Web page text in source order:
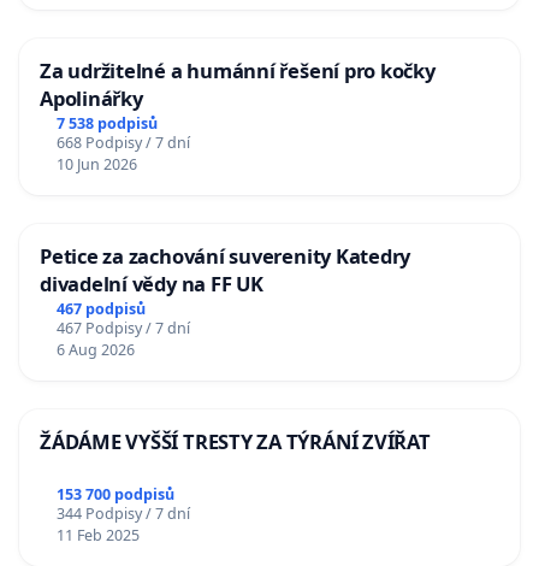
Za udržitelné a humánní řešení pro kočky
Apolinářky
7 538 podpisů
668 Podpisy / 7 dní
10 Jun 2026
Petice za zachování suverenity Katedry
divadelní vědy na FF UK
467 podpisů
467 Podpisy / 7 dní
6 Aug 2026
ŽÁDÁME VYŠŠÍ TRESTY ZA TÝRÁNÍ ZVÍŘAT
153 700 podpisů
344 Podpisy / 7 dní
11 Feb 2025